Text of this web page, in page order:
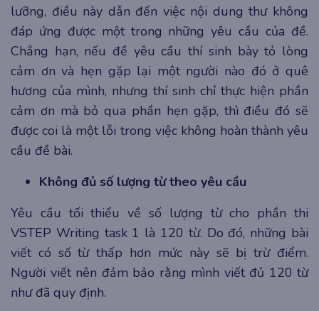
lưỡng, điều này dẫn đến việc nội dung thư không
đáp ứng được một trong những yêu cầu của đề.
Chẳng hạn, nếu đề yêu cầu thí sinh bày tỏ lòng
cảm ơn và hẹn gặp lại một người nào đó ở quê
hương của mình, nhưng thí sinh chỉ thực hiện phần
cảm ơn mà bỏ qua phần hẹn gặp, thì điều đó sẽ
được coi là một lỗi trong việc không hoàn thành yêu
cầu đề bài.
Không đủ số lượng từ theo yêu cầu
Yêu cầu tối thiểu về số lượng từ cho phần thi
VSTEP Writing task 1 là 120 từ. Do đó, những bài
viết có số từ thấp hơn mức này sẽ bị trừ điểm.
Người viết nên đảm bảo rằng mình viết đủ 120 từ
như đã quy định.